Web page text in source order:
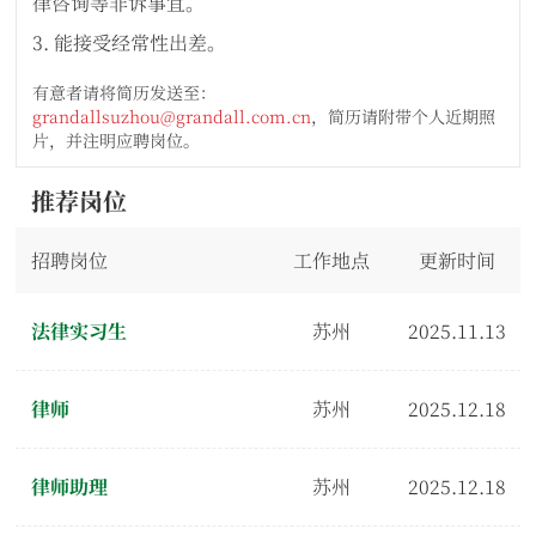
3. 能接受经常性出差。
有意者请将简历发送至：
grandallsuzhou@grandall.com.cn，简历请附带个人近期照
片，并注明应聘岗位。
推荐岗位
招聘岗位 工作地点 更新时间
法律实习生 苏州 2025.11.13
律师 苏州 2025.12.18
律师助理 苏州 2025.12.18